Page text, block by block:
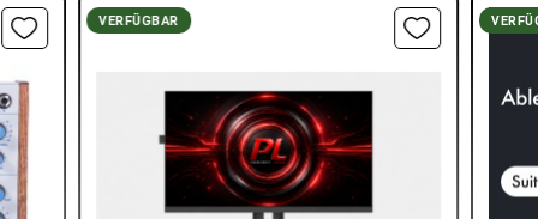
VERFÜGBAR